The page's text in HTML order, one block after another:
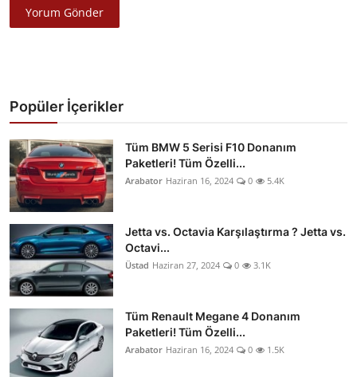
Yorum Gönder
Popüler İçerikler
Tüm BMW 5 Serisi F10 Donanım
Paketleri! Tüm Özelli...
Arabator Haziran 16, 2024 0 5.4K
Jetta vs. Octavia Karşılaştırma ? Jetta vs.
Octavi...
Üstad Haziran 27, 2024 0 3.1K
Tüm Renault Megane 4 Donanım
Paketleri! Tüm Özelli...
Arabator Haziran 16, 2024 0 1.5K